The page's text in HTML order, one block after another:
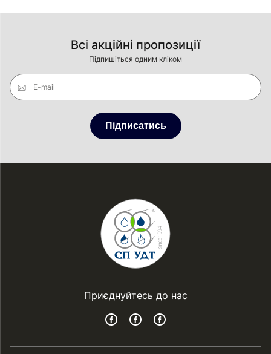
Всі акційні пропозиції
Підпишіться одним кліком
E-mail
Підписатись
Приєднуйтесь до нас